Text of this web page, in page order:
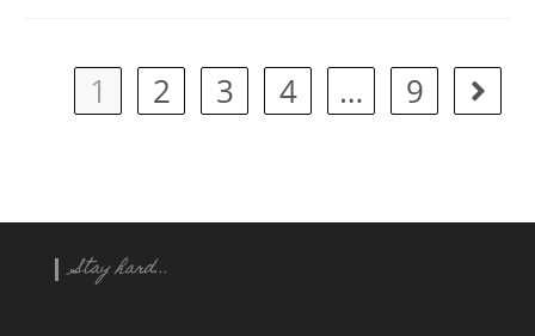
1 2 3 4 … 9
Stay hard...